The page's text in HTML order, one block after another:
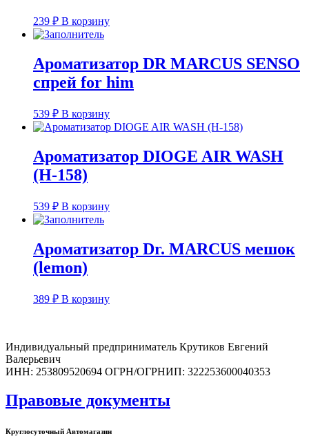
239 ₽ В корзину
Ароматизатор DR MARCUS SENSO
спрей for him
539 ₽ В корзину
Ароматизатор DIOGE AIR WASH
(H-158)
539 ₽ В корзину
Ароматизатор Dr. MARCUS мешок
(lemon)
389 ₽ В корзину
Индивидуальный предприниматель Крутиков Евгений
Валерьевич
ИНН: 253809520694 ОГРН/ОГРНИП: 322253600040353
Правовые документы
Круглосуточный Автомагазин